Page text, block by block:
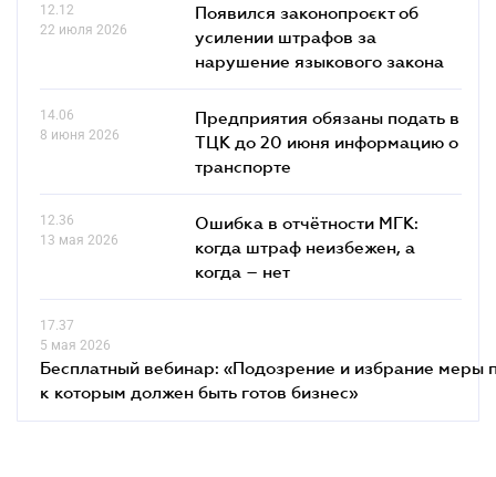
12.12
22 июля 2026
Появился законопроєкт об
усилении штрафов за
нарушение языкового закона
14.06
8 июня 2026
Предприятия обязаны подать в
ТЦК до 20 июня информацию о
транспорте
12.36
13 мая 2026
Ошибка в отчётности МГК:
когда штраф неизбежен, а
когда – нет
17.37
5 мая 2026
Бесплатный вебинар: «Подозрение и избрание меры
к которым должен быть готов бизнес»